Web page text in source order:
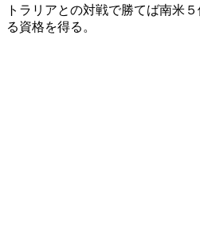
トラリアとの対戦で勝てば南米
る資格を得る。